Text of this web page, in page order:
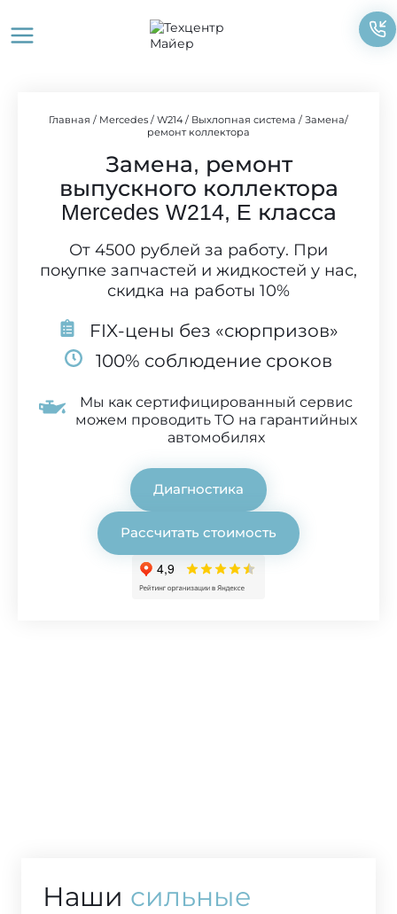
содержимому
Главная / Mercedes / W214/ Выхлопная система / Замена/
ремонт коллектора
Замена, ремонт
выпускного коллектора
Mercedes W214, E класса
От 4500 рублей за работу. При
покупке запчастей и жидкостей у нас,
скидка на работы 10%
FIX-цены без «сюрпризов»
100% соблюдение сроков
Мы как сертифицированный сервис
можем проводить ТО на гарантийных
автомобилях
Диагностика
Рассчитать стоимость
Наши сильные